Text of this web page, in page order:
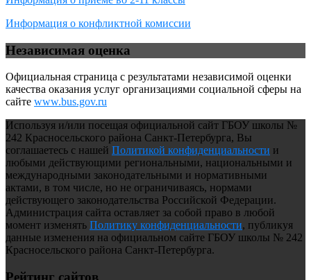
Информация о конфликтной комиссии
Независимая оценка
Официальная страница с результатами независимой оценки
качества оказания услуг организациями социальной сферы на
сайте www.bus.gov.ru
Используя и/или посещая официальной сайт ГБОУ школы №
242 Красносельского района Санкт-Петербурга, Вы
соглашаетесь с нашей Политикой конфиденциальности и
любыми действующими региональными, национальными и
международными законодательными и нормативными
актами, в том числе, но не ограничиваясь, нормами
действующего законодательства Российской Федерации.
Администрация сайта оставляет за собой право в любой
момент изменять Политику конфиденциальности, публикуя
данные изменения на официальном сайте ГБОУ школы № 242
Красносельского района Санкт-Петербурга.
Рейтинг сайтов